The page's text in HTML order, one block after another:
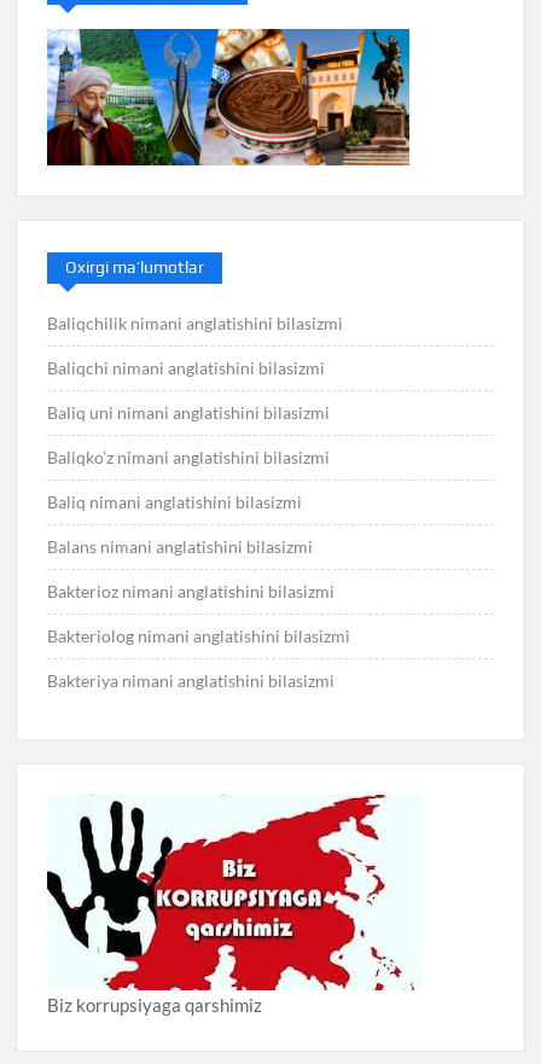
Oxirgi ma’lumotlar
Baliqchilik nimani anglatishini bilasizmi
Baliqchi nimani anglatishini bilasizmi
Baliq uni nimani anglatishini bilasizmi
Baliqko’z nimani anglatishini bilasizmi
Baliq nimani anglatishini bilasizmi
Balans nimani anglatishini bilasizmi
Bakterioz nimani anglatishini bilasizmi
Bakteriolog nimani anglatishini bilasizmi
Bakteriya nimani anglatishini bilasizmi
Biz korrupsiyaga qarshimiz